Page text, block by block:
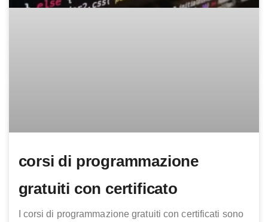
corsi di programmazione
gratuiti con certificato
I corsi di programmazione gratuiti con certificati sono